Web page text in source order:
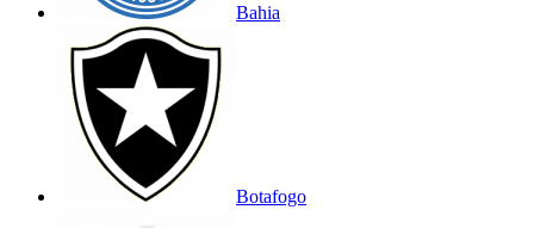
Bahia
Botafogo